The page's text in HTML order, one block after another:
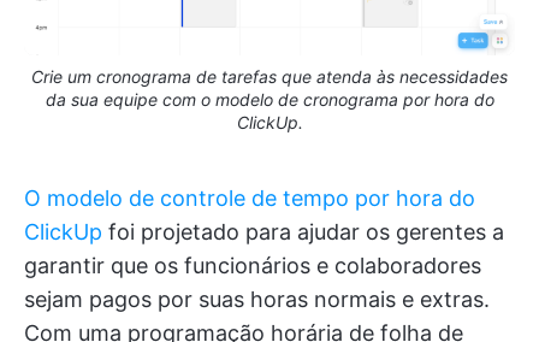
Crie um cronograma de tarefas que atenda às necessidades
da sua equipe com o modelo de cronograma por hora do
ClickUp.
O modelo de controle de tempo por hora do
ClickUp foi projetado para ajudar os gerentes a
garantir que os funcionários e colaboradores
sejam pagos por suas horas normais e extras.
Com uma programação horária de folha de